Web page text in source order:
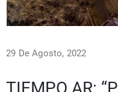
29 De Agosto, 2022
TIEMPO AR: